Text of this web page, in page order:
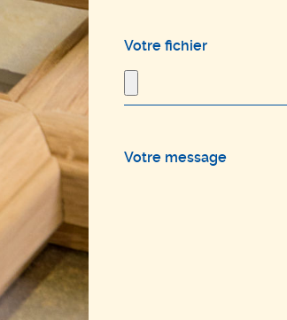
Votre fichier
Votre message